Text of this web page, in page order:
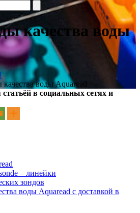
качества воды
воды Aquaread
в социальных сетях и
– линейки
зондов
воды Aquaread с доставкой в